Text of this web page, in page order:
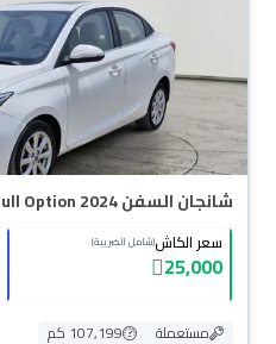
شانجان السفن Full Option 2024
سعر الكاش(شامل الضريبة)
25,000
مستعملة 107,199 كم